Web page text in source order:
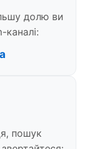
долю ви
пошук